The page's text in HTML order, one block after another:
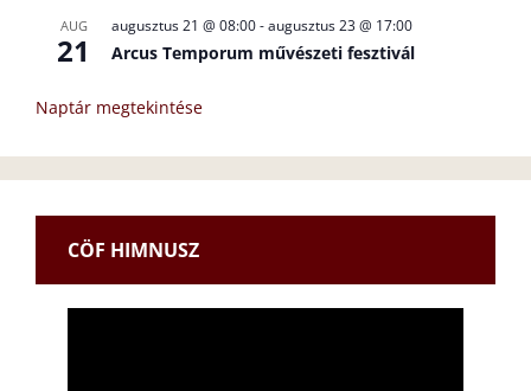
AUG
21
augusztus 21 @ 08:00-augusztus 23 @ 17:00
Arcus Temporum művészeti fesztivál
Naptár megtekintése
CÖF HIMNUSZ